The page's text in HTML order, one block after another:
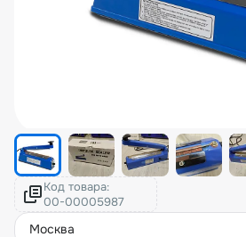
Код товара:
москва